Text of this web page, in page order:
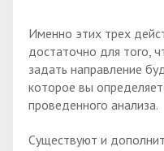
Именно этих трех
достаточно для того,
задать направление
которое вы
проведенного анализа.
Существуют и